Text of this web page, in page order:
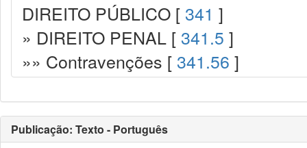
DIREITO PÚBLICO [ 341 ]
» DIREITO PENAL [ 341.5 ]
»» Contravenções [ 341.56 ]
Publicação: Texto - Português